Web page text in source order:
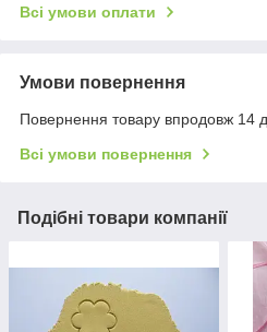
Всі умови оплати
Умови повернення
Повернення товару впродовж 14
Всі умови повернення
Подібні товари компанії